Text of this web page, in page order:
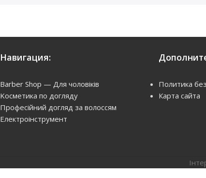
Навигация:
Barber Shop — Для чоловіків
Kосметика по догляду
Професійний догляд за волоссям
Електроінструмент
Политика
Карта сайта